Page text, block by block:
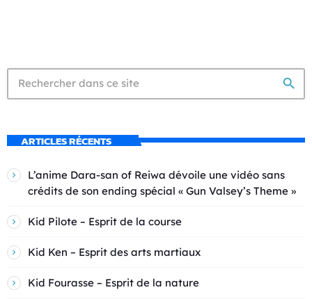
search
ARTICLES RÉCENTS
L’anime Dara-san of Reiwa dévoile une vidéo sans
crédits de son ending spécial « Gun Valsey’s Theme »
Kid Pilote – Esprit de la course
Kid Ken – Esprit des arts martiaux
Kid Fourasse – Esprit de la nature